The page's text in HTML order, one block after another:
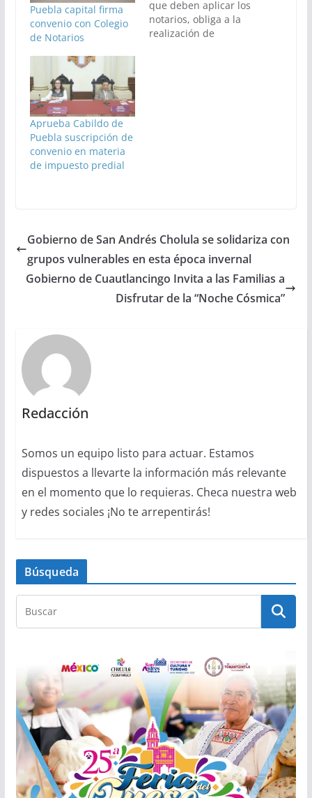
Puebla capital firma
convenio con Colegio
de Notarios
que deben aplicar los
notarios, obliga a la
realización de
Aprueba Cabildo de
Puebla suscripción de
convenio en materia
de impuesto predial
Gobierno de San Andrés Cholula se solidariza con
grupos vulnerables en esta época invernal
Gobierno de Cuautlancingo Invita a las Familias a
Disfrutar de la “Noche Cósmica”
Redacción
Somos un equipo listo para actuar. Estamos
dispuestos a llevarte la información más relevante
en el momento que lo requieras. Checa nuestra web
y redes sociales ¡No te arrepentirás!
Búsqueda